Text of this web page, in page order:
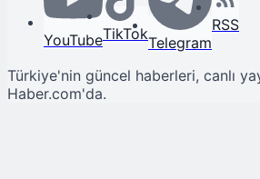
YouTubeTikTokTelegram
RSS
Türkiye'nin güncel haberleri, canlı
Haber.com'da.